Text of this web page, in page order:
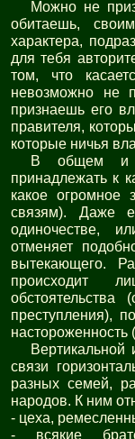
Можно не
обитаешь,
характера,
для тебя
том, что
невозможно не
признаешь его
правителя,
которые ничья
В общем и
принадлежать к
какое огромное
связям). Даже
одиночестве,
отменяет
вытекающего.
происходит
обстоятельства
преступления),
настороженность
Вертикальной
связи
разных семей,
народов. К ним
- цеха,
- всякие